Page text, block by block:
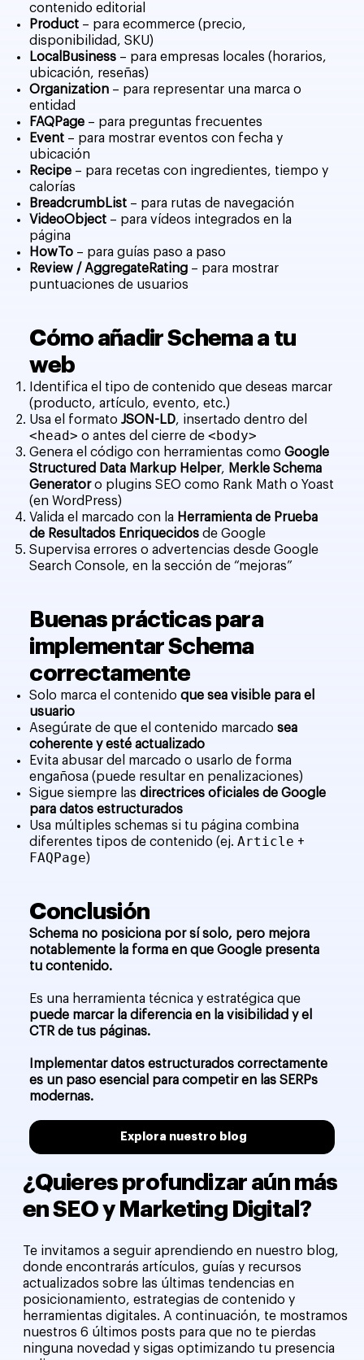
contenido editorial
Product – para ecommerce (precio,
disponibilidad, SKU)
LocalBusiness – para empresas locales (horarios,
ubicación, reseñas)
Organization – para representar una marca o
entidad
FAQPage – para preguntas frecuentes
Event – para mostrar eventos con fecha y
ubicación
Recipe – para recetas con ingredientes, tiempo y
calorías
BreadcrumbList – para rutas de navegación
VideoObject – para vídeos integrados en la
página
HowTo – para guías paso a paso
Review / AggregateRating – para mostrar
puntuaciones de usuarios
Cómo añadir Schema a tu
web
Identifica el tipo de contenido que deseas marcar
(producto, artículo, evento, etc.)
Usa el formatoJSON-LD, insertado dentro del
<head> o antes del cierre de<body>
Genera el código con herramientas comoGoogle
Structured Data Markup Helper, Merkle Schema
Generatoro plugins SEO como Rank Math o Yoast
(en WordPress)
Valida el marcado con la Herramienta de Prueba
de Resultados Enriquecidos de Google
Supervisa errores o advertencias desde Google
Search Console, en la sección de “mejoras”
Buenas prácticas para
implementar Schema
correctamente
Solo marca el contenidoque sea visible para el
usuario
Asegúrate de que el contenido marcadosea
coherente y esté actualizado
Evita abusar del marcado o usarlo de forma
engañosa (puede resultar en penalizaciones)
Sigue siempre lasdirectrices oficiales de Google
para datos estructurados
Usa múltiples schemas si tu página combina
diferentes tipos de contenido (ej.Article +
FAQPage)
Conclusión
Schema no posiciona por sí solo, pero mejora
notablemente la forma en que Google presenta
tu contenido.
Es una herramienta técnica y estratégica que
puede marcar la diferencia en la visibilidad y el
CTR de tus páginas.
Implementar datos estructurados correctamente
es un paso esencial para competir en las SERPs
modernas.
Explora nuestro blog
¿Quieres profundizar aún más
en SEO y Marketing Digital?
Te invitamos a seguir aprendiendo en nuestro blog,
donde encontrarás artículos, guías y recursos
actualizados sobre las últimas tendencias en
posicionamiento, estrategias de contenido y
herramientas digitales. A continuación, te mostramos
nuestros 6 últimos posts para que no te pierdas
ninguna novedad y sigas optimizando tu presencia